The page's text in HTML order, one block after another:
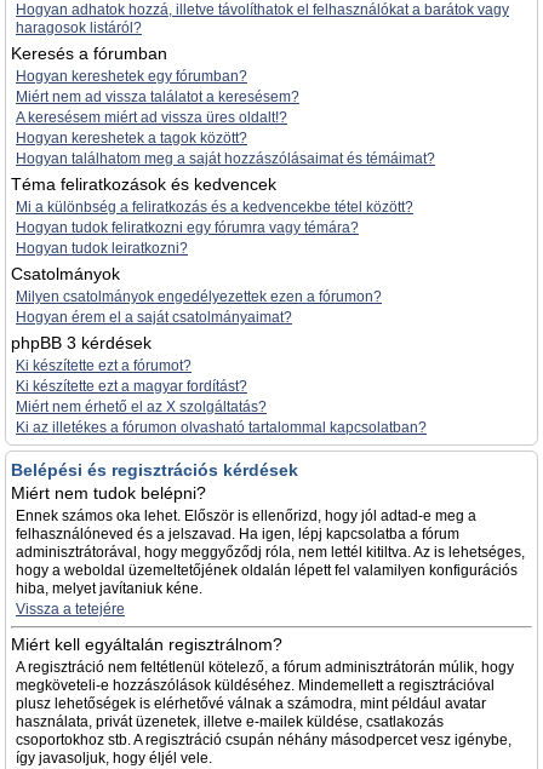
Hogyan adhatok hozzá, illetve távolíthatok el felhasználókat a barátok vagy
haragosok listáról?
Keresés a fórumban
Hogyan kereshetek egy fórumban?
Miért nem ad vissza találatot a keresésem?
A keresésem miért ad vissza üres oldalt!?
Hogyan kereshetek a tagok között?
Hogyan találhatom meg a saját hozzászólásaimat és témáimat?
Téma feliratkozások és kedvencek
Mi a különbség a feliratkozás és a kedvencekbe tétel között?
Hogyan tudok feliratkozni egy fórumra vagy témára?
Hogyan tudok leiratkozni?
Csatolmányok
Milyen csatolmányok engedélyezettek ezen a fórumon?
Hogyan érem el a saját csatolmányaimat?
phpBB 3 kérdések
Ki készítette ezt a fórumot?
Ki készítette ezt a magyar fordítást?
Miért nem érhető el az X szolgáltatás?
Ki az illetékes a fórumon olvasható tartalommal kapcsolatban?
Belépési és regisztrációs kérdések
Miért nem tudok belépni?
Ennek számos oka lehet. Először is ellenőrizd, hogy jól adtad-e meg a
felhasználóneved és a jelszavad. Ha igen, lépj kapcsolatba a fórum
adminisztrátorával, hogy meggyőződj róla, nem lettél kitiltva. Az is lehetséges,
hogy a weboldal üzemeltetőjének oldalán lépett fel valamilyen konfigurációs
hiba, melyet javítaniuk kéne.
Vissza a tetejére
Miért kell egyáltalán regisztrálnom?
A regisztráció nem feltétlenül kötelező, a fórum adminisztrátorán múlik, hogy
megköveteli-e hozzászólások küldéséhez. Mindemellett a regisztrációval
plusz lehetőségek is elérhetővé válnak a számodra, mint például avatar
használata, privát üzenetek, illetve e-mailek küldése, csatlakozás
csoportokhoz stb. A regisztráció csupán néhány másodpercet vesz igénybe,
így javasoljuk, hogy éljél vele.